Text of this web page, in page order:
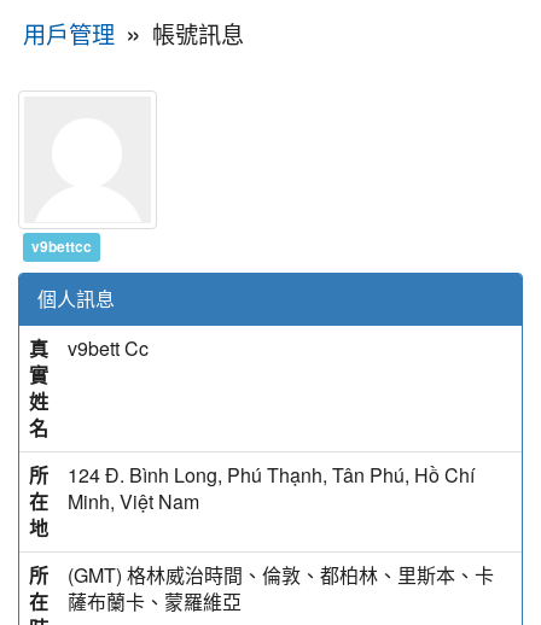
用戶管理 » 帳號訊息
v9bettcc
個人訊息
真
實
姓
名
v9bett Cc
所
在
地
124 Đ. Bình Long, Phú Thạnh, Tân Phú, Hồ Chí
Minh, Việt Nam
所
在
(GMT) 格林威治時間、倫敦、都柏林、里斯本、卡
薩布蘭卡、蒙羅維亞